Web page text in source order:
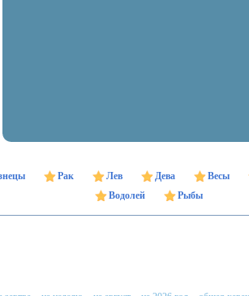
Рак Лев Дева Весы
Водолей
Рыбы